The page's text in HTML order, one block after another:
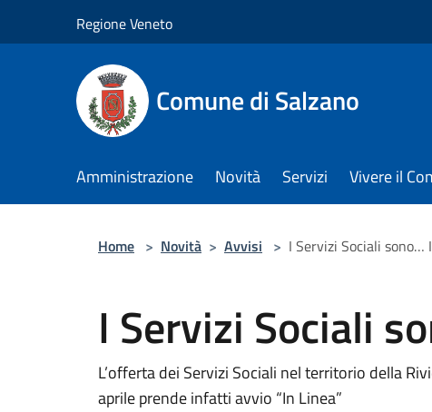
Regione Veneto
Comune di Salzano
Amministrazione Novità Servizi Vivere il
Home > Novità > Avvisi > I Servizi Sociali sono…
I Servizi Sociali
L’offerta dei Servizi Sociali nel territorio della
aprile prende infatti avvio “In Linea”